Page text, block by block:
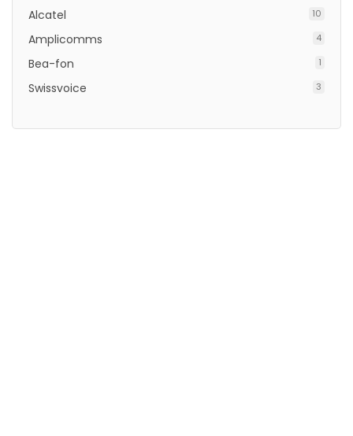
Alcatel 10
Amplicomms 4
Bea-fon 1
Swissvoice 3